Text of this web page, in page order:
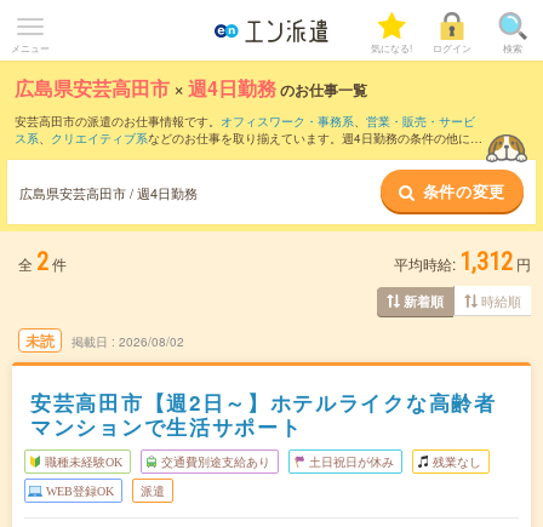
メニュー 気になる! ログイン 検索
広島県安芸高田市 ×週4日勤務のお仕事一覧
安芸高田市の派遣のお仕事情報です。 オフィスワーク・事務系、 営業・販売・サービ
ス系、 クリエイティブ系などのお仕事を取り揃えています。週4日勤務の条件の他に、
広島県安芸高田市 / 週4日勤務 条件の変更
全 2件 平均時給: 1,312 円
新着順 時給順
未読 掲載日 2026/08/02
安芸高田市【週2日～】ホテルライクな高齢者
マンションで生活サポート
職種未経験OK 交通費別途支給あり 土日祝日が休み 残業なし
WEB登録OK 派遣